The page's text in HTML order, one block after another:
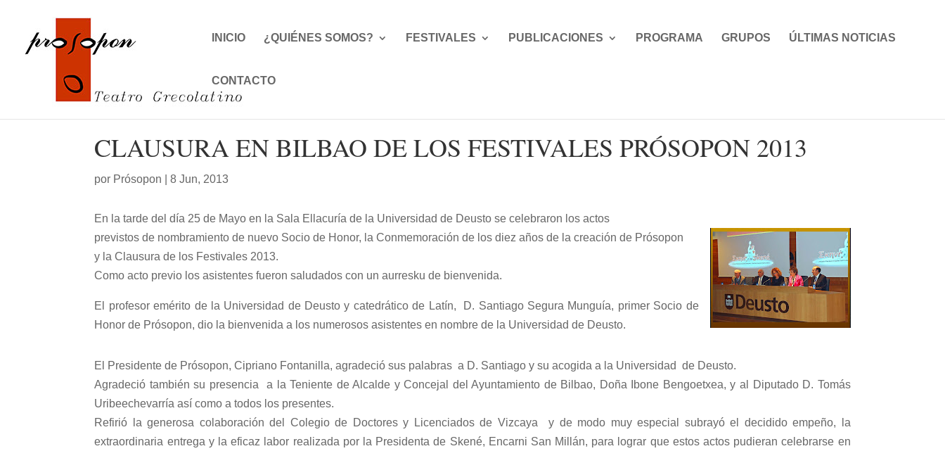
INICIO ¿QUIÉNES SOMOS? FESTIVALES PUBLICACIONES PROGRAMA GRUPOS ÚLTIMAS NOTICIAS
CONTACTO
CLAUSURA EN BILBAO DE LOS FESTIVALES PRÓSOPON 2013
por Prósopon |8 Jun, 2013
En la tarde del día 25 de Mayo en la Sala Ellacuría de la Universidad de Deusto se celebraron los actos
previstos de nombramiento de nuevo Socio de Honor, la Conmemoración de los diez años de la creación de Prósopon
y la Clausura de los Festivales 2013.
Como acto previo los asistentes fueron saludados con un aurresku de bienvenida.
El profesor emérito de la Universidad de Deusto y catedrático de Latín, D. Santiago Segura Munguía, primer Socio de
Honor de Prósopon, dio la bienvenida a los numerosos asistentes en nombre de la Universidad de Deusto.
El Presidente de Prósopon, Cipriano Fontanilla, agradeció sus palabras a D. Santiago y su acogida a la Universidad de Deusto.
Agradeció también su presencia a
la Teniente de Alcalde y Concejal del Ayuntamiento de Bilbao, Doña Ibone Bengoetxea, y al Diputado D. Tomás
Uribeechevarría así como a todos los presentes.
Refirió la generosa colaboración del Colegio de Doctores y Licenciados de Vizcaya y de modo muy especial subrayó el decidido empeño, la
extraordinaria entrega y la eficaz labor realizada por la Presidenta de Skené, Encarni San Millán, para lograr que estos actos pudieran celebrarse en